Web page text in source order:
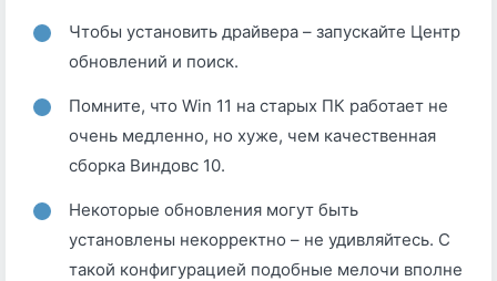
Чтобы установить драйвера – запускайте Центр
обновлений и поиск.
Помните, что Win 11 на старых ПК работает не
очень медленно, но хуже, чем качественная
сборка Виндовс 10.
Некоторые обновления могут быть
установлены некорректно – не удивляйтесь. С
такой конфигурацией подобные мелочи вполне